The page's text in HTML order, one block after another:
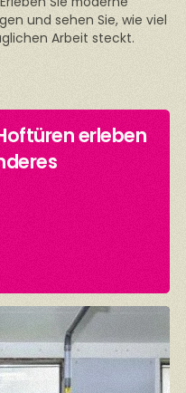
und sehen Sie, wie viel
Arbeit steckt.
erleben